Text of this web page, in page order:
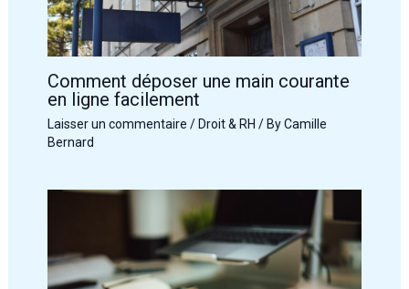
Comment déposer une main courante
en ligne facilement
Laisser un commentaire / Droit & RH / ByCamille
Bernard